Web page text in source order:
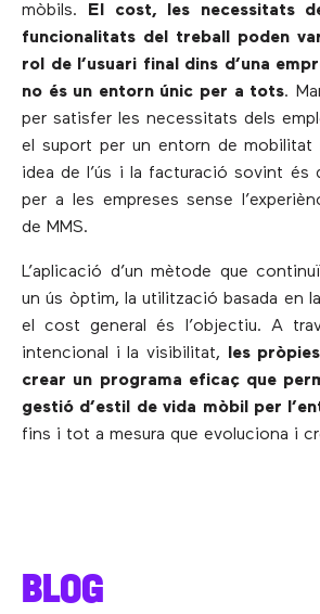
mòbils.
El cost, les necessitats
funcionalitats del treball poden
rol de l’usuari final dins d’una
no és un entorn únic per a tots.
per satisfer les necessitats dels
el suport per un entorn de mobilitat
idea de l’ús i la facturació sovint és
per a les empreses sense
de MMS.
L’aplicació d’un mètode que
un ús òptim, la utilització basada en
el cost general és l’objectiu. A
intencional i la visibilitat,
les
crear un programa eficaç que
gestió d’estil de vida mòbil per
fins i tot a mesura que evoluciona i
BLOG